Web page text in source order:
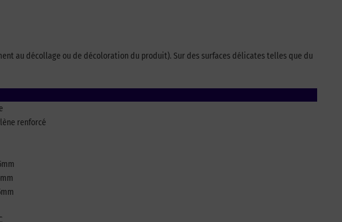
au décollage ou de décoloration du produit). Sur des surfaces délicates telles que du
renforcé